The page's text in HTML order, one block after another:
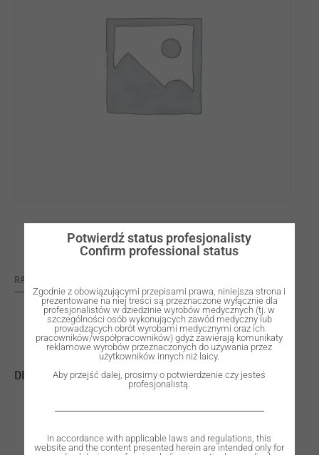
RATING: 0
DISC WØ98 H18mm ZYTTRIA Z COLOR ANTERIOR – A1
Potwierdź status profesjonalisty
Confirm professional status
Zgodnie z obowiązującymi przepisami prawa, niniejsza strona i
prezentowane na niej treści są przeznaczone wyłącznie dla
profesjonalistów w dziedzinie wyrobów medycznych (tj. w
szczególności osób wykonujących zawód medyczny lub
prowadzących obrót wyrobami medycznymi oraz ich
pracowników/współpracowników) gdyż zawierają komunikaty
reklamowe wyrobów przeznaczonych do używania przez
użytkowników innych niż laicy.
Aby przejść dalej, prosimy o potwierdzenie czy jesteś
profesjonalistą.
In accordance with applicable laws and regulations, this
website and the content presented herein are intended only for